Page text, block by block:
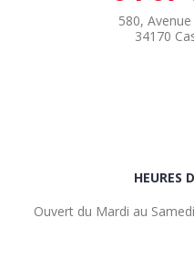
580, Avenue
34170
HEURES
Ouvert du Mardi au